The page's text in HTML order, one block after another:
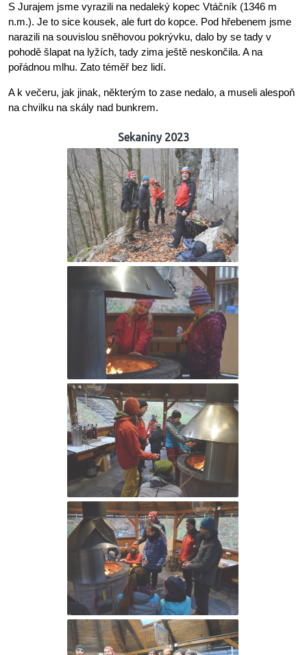
S Jurajem jsme vyrazili na nedaleký kopec Vtáčník (1346 m
n.m.). Je to sice kousek, ale furt do kopce. Pod hřebenem jsme
narazili na souvislou sněhovou pokrývku, dalo by se tady v
pohodě šlapat na lyžích, tady zima ještě neskončila. A na
pořádnou mlhu. Zato téměř bez lidí.
A k večeru, jak jinak, některým to zase nedalo, a museli alespoň
na chvilku na skály nad bunkrem.
Sekaniny 2023